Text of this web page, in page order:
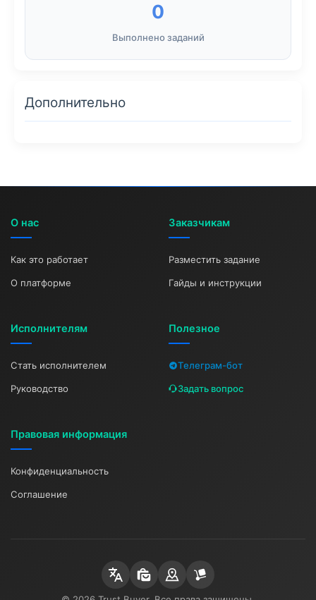
0
Выполнено заданий
Дополнительно
О нас
Как это работает
О платформе
Заказчикам
Разместить задание
Гайды и инструкции
Исполнителям
Стать исполнителем
Руководство
Полезное
Телеграм-бот
Задать вопрос
Правовая информация
Конфиденциальность
Соглашение